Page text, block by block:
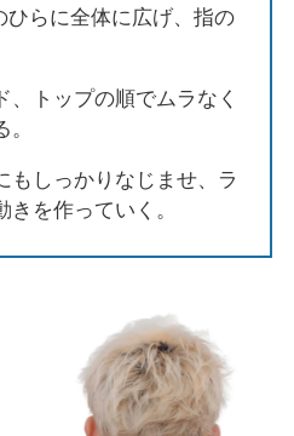
ひらに全体に広げ、指の
、トップの順でムラなく
もしっかりなじませ、ラ
きを作っていく。